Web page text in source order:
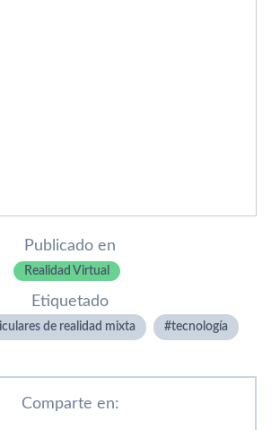
Publicado en
Realidad Virtual
Etiquetado
de realidad mixta tecnologí­a
Comparte en: